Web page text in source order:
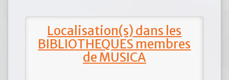
Localisation(s) dans les
BIBLIOTHEQUES membres
de MUSICA